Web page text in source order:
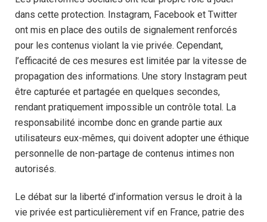
dans cette protection. Instagram, Facebook et Twitter
ont mis en place des outils de signalement renforcés
pour les contenus violant la vie privée. Cependant,
l’efficacité de ces mesures est limitée par la vitesse de
propagation des informations. Une story Instagram peut
être capturée et partagée en quelques secondes,
rendant pratiquement impossible un contrôle total. La
responsabilité incombe donc en grande partie aux
utilisateurs eux-mêmes, qui doivent adopter une éthique
personnelle de non-partage de contenus intimes non
autorisés.
Le débat sur la liberté d’information versus le droit à la
vie privée est particulièrement vif en France, patrie des